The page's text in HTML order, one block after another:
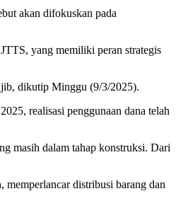
akan difokuskan pada
yang memiliki peran strategis
dikutip Minggu (9/3/2025).
realisasi penggunaan dana telah
masih dalam tahap konstruksi. Dari
distribusi barang dan